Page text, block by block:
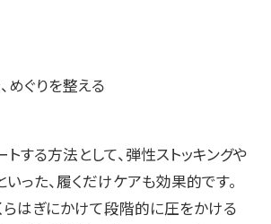
めぐりを整える
する方法として、弾性ストッキングや
った、履くだけケアも効果的です。
はぎにかけて段階的に圧をかける